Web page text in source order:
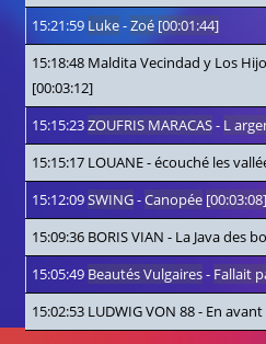
15:21:59 Luke-Zoé [00:01:44]
15:18:48 Maldita Vecindad y Los
[00:03:12]
15:15:23ZOUFRIS MARACAS- L
15:15:17 LOUANE-écouché les
15:12:09SWING-Canopée [00:03:08]
15:09:36 BORIS VIAN - La Java des
15:05:49 Beautés Vulgaires- Fallait
15:02:53 LUDWIG VON 88- En